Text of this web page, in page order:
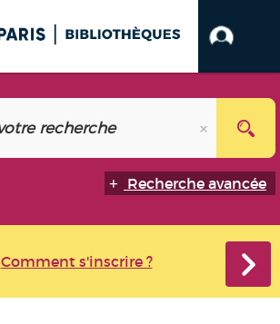
Recherche avancée
Comment s'inscrire ?